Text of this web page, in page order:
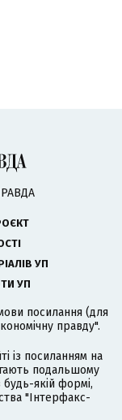
УП
УП
посилання (для
правду".
із посиланням на
подальшому
якій формі,
"Інтерфакс-